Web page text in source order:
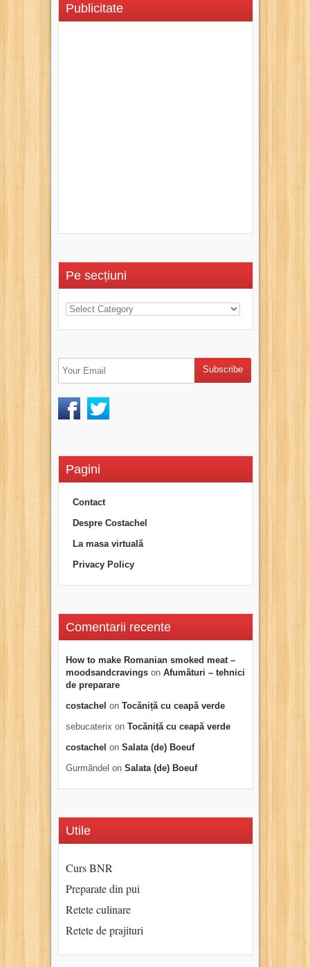
Publicitate
Pe secțiuni
Pagini
Contact
Despre Costachel
La masa virtuală
Privacy Policy
Comentarii recente
How to make Romanian smoked meat –
moodsandcravings on Afumături – tehnici
de preparare
costachel on Tocăniță cu ceapă verde
sebucaterix on Tocăniță cu ceapă verde
costachel on Salata (de) Boeuf
Gurmăndel on Salata (de) Boeuf
Utile
Curs BNR
Preparate din pui
Retete culinare
Retete de prajituri